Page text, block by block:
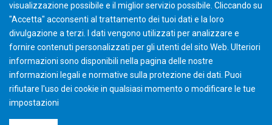
visualizzazione possibile e il miglior servizio possibile. Cliccando su
"Accetta" acconsenti al ​​trattamento dei tuoi dati e la loro
divulgazione a terzi. I dati vengono utilizzati per analizzare e
fornire contenuti personalizzati per gli utenti del sito Web. Ulteriori
informazioni sono disponibili nella pagina delle nostre
informazioni legali e normative sulla protezione dei dati. Puoi
rifiutare l'uso dei cookie in qualsiasi momento o modificare le tue
impostazioni